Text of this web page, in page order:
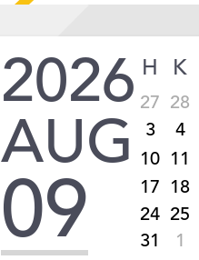
2026
AUG
09
H K
27 28
3
4
10 11
17 18
24 25
31
1